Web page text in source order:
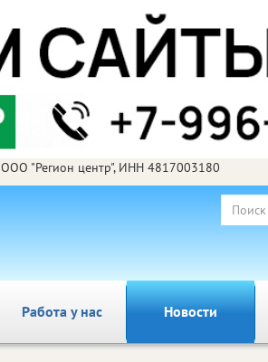
ООО "Регион центр", ИНН 4817003180
Работа у нас Новости